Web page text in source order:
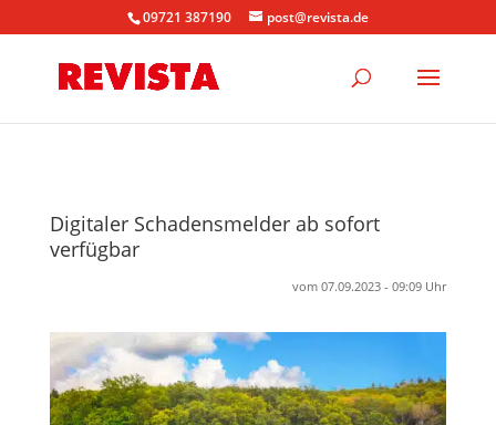
09721 387190 post@revista.de
Digitaler Schadensmelder ab sofort
verfügbar
vom 07.09.2023 - 09:09 Uhr